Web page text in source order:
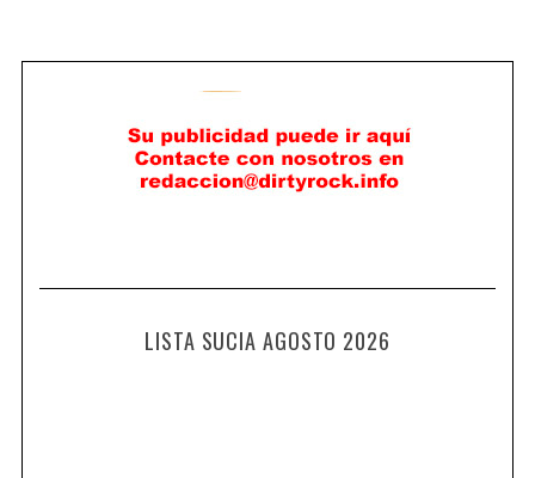
LISTA SUCIA AGOSTO 2026